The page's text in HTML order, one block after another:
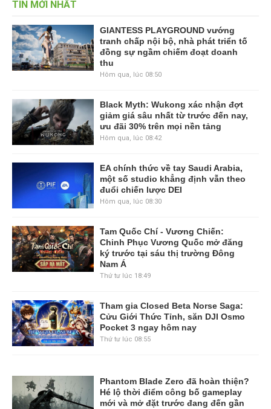
TIN MỚI NHẤT
GIANTESS PLAYGROUND vướng
tranh chấp nội bộ, nhà phát triển tố
đồng sự ngầm chiếm đoạt doanh
thu
Hôm qua, lúc 08:50
Black Myth: Wukong xác nhận đợt
giảm giá sâu nhất từ trước đến nay,
ưu đãi 30% trên mọi nền tảng
Hôm qua, lúc 08:42
EA chính thức về tay Saudi Arabia,
một số studio khẳng định vẫn theo
đuổi chiến lược DEI
Hôm qua, lúc 08:30
Tam Quốc Chí - Vương Chiến:
Chinh Phục Vương Quốc mở đăng
ký trước tại sáu thị trường Đông
Nam Á
Thứ tư lúc 18:49
Tham gia Closed Beta Norse Saga:
Cửu Giới Thức Tỉnh, săn DJI Osmo
Pocket 3 ngay hôm nay
Thứ tư lúc 08:55
Phantom Blade Zero đã hoàn thiện?
Hé lộ thời điểm công bố gameplay
mới và mở đặt trước đang đến gần